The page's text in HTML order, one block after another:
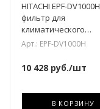
HITACHI EPF-DV1000H
фильтр для
климатического
комплекса
Арт.: EPF-DV1000H
10 428 руб./шт
В КОРЗИНУ